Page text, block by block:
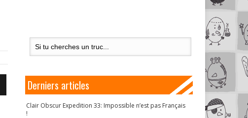
Derniers articles
Clair Obscur Expedition 33: Impossible n’est pas Français
!